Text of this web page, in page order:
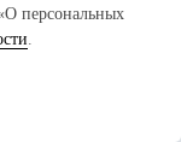
персональных
.
В